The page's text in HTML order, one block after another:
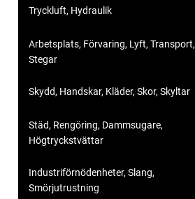
Tryckluft, Hydraulik
Arbetsplats, Förvaring, Lyft, Transport,
Stegar
Skydd, Handskar, Kläder, Skor, Skyltar
Städ, Rengöring, Dammsugare,
Högtryckstvättar
Industriförnödenheter, Slang,
Smörjutrustning